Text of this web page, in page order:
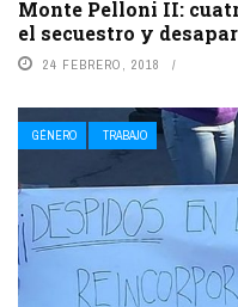
Monte Pelloni II:
el secuestro y
24 FEBRERO, 2018
GÉNERO TRABAJO